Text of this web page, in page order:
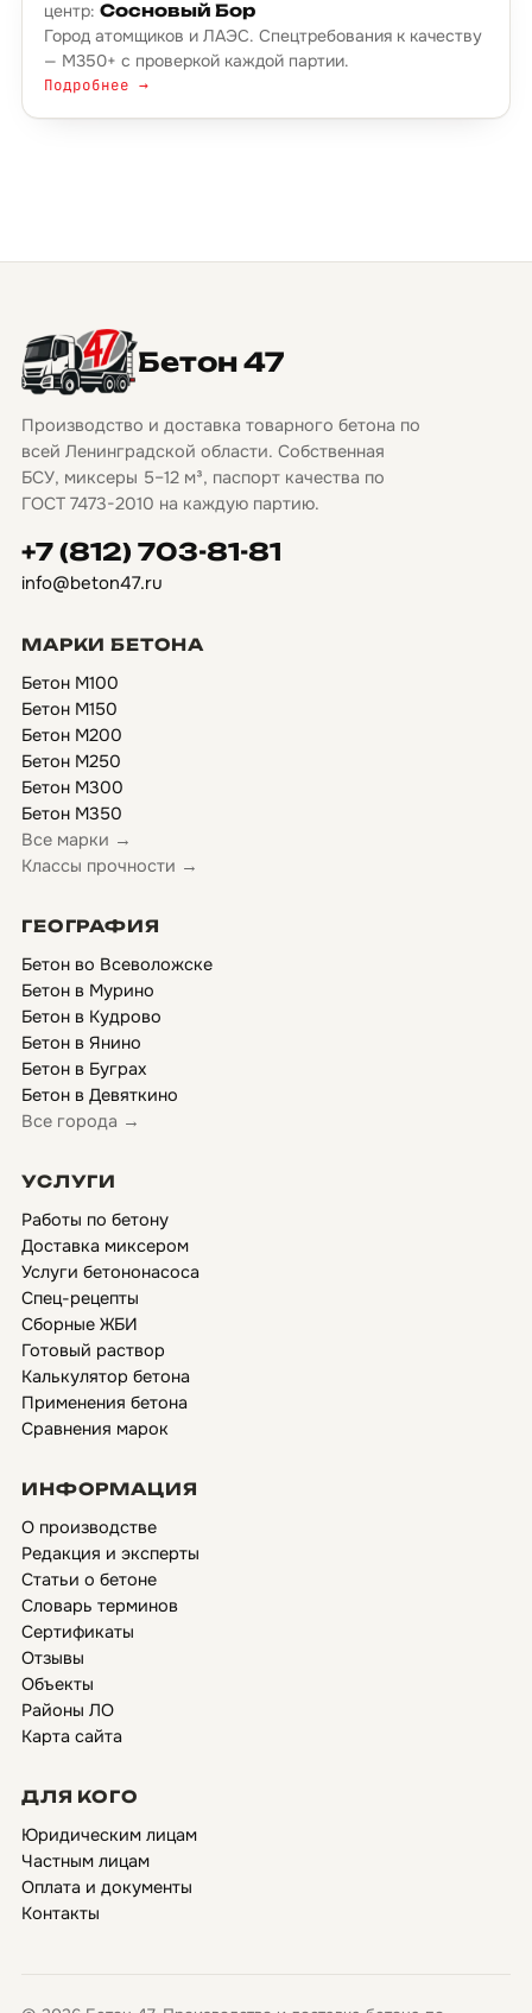
центр: Сосновый Бор
Город атомщиков и ЛАЭС. Спецтребования к качеству
— М350+ с проверкой каждой партии.
Подробнее →
Бетон 47
Производство и доставка товарного бетона по
всей Ленинградской области. Собственная
БСУ, миксеры 5–12 м³, паспорт качества по
ГОСТ 7473-2010 на каждую партию.
+7 (812) 703-81-81
info@beton47.ru
МАРКИ БЕТОНА
Бетон М100
Бетон М150
Бетон М200
Бетон М250
Бетон М300
Бетон М350
Все марки →
Классы прочности →
ГЕОГРАФИЯ
Бетон во Всеволожске
Бетон в Мурино
Бетон в Кудрово
Бетон в Янино
Бетон в Буграх
Бетон в Девяткино
Все города →
УСЛУГИ
Работы по бетону
Доставка миксером
Услуги бетононасоса
Спец-рецепты
Сборные ЖБИ
Готовый раствор
Калькулятор бетона
Применения бетона
Сравнения марок
ИНФОРМАЦИЯ
О производстве
Редакция и эксперты
Статьи о бетоне
Словарь терминов
Сертификаты
Отзывы
Объекты
Районы ЛО
Карта сайта
ДЛЯ КОГО
Юридическим лицам
Частным лицам
Оплата и документы
Контакты